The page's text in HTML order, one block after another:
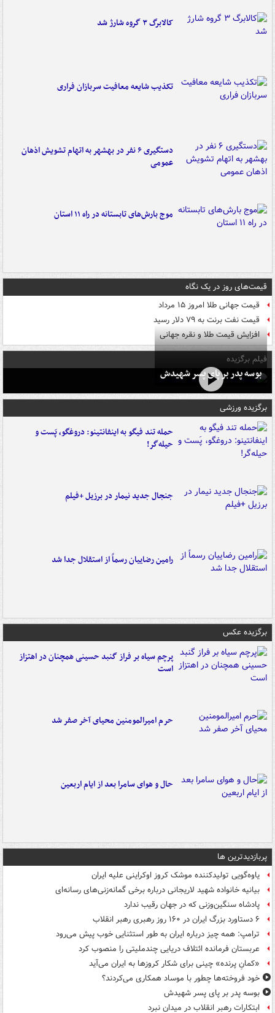
کالابرگ ۳ گروه شارژ شد
تکذیب شایعه معافیت سربازان فراری
دستگیری ۶ نفر در بهشهر به اتهام تشویش اذهان
عمومی
موج بارش‌های تابستانه در راه ۱۱ استان
قیمت‌های روز در یک نگاه
قیمت جهانی طلا امروز ۱۵ مرداد
قیمت نفت برنت به ۷۹ دلار رسید
افزایش قیمت طلا و نقره جهانی
فیلم برگزیده
بوسه‌ پدر بر پای پسر شهیدش
برگزیده ورزشی
حمله تند فیگو به اینفانتینو: دروغگو، پَست‌ و
حیله‌گر!
جنجال جدید نیمار در برزیل +فیلم
رامین رضاییان رسماً از استقلال جدا شد
برگزیده عکس
پرچم سیاه بر فراز گنبد حسینی همچنان در اهتزاز
است
حرم امیرالمومنین محیای آخر صفر شد
حال و هوای سامرا بعد از ایام اربعین
پربازدیدترین ها
یاوه‌گویی تولیدکننده موشک کروز اوکراینی علیه ایران
بیانیه خانواده شهید لاریجانی درباره برخی گمانه‌زنی‌های رسانه‌ای
پادشاه سنگین‌وزنی که در جهان رقیب ندارد
۶ دستاورد بزرگ ایران در ۱۶۰ روز رهبری رهبر انقلاب
ترامپ: همه چیز درباره ایران به طور استثنایی خوب پیش می‌رود
عربستان فرمانده ائتلاف دریایی چندملیتی را منصوب کرد
«کمانِ پرنده» چینی برای شکار کروزها به ایران می‌آید
خود فروخته‌ها چطور با موساد همکاری می‌کردند؟
بوسه‌ پدر بر پای پسر شهیدش
ابتکارات رهبر انقلاب در میدان نبرد